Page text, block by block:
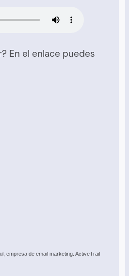
En el enlace puedes
empresa de email marketing. ActiveTrail